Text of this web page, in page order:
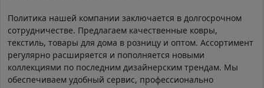
Политика нашей компании заключается в долгосрочном
сотрудничестве. Предлагаем качественные ковры,
текстиль, товары для дома в розницу и оптом. Ассортимент
регулярно расширяется и пополняется новыми
коллекциями по последним дизайнерским трендам. Мы
обеспечиваем удобный сервис, профессионально